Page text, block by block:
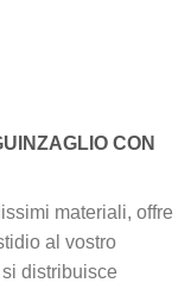
CON
materiali, offre
al vostro
distribuisce